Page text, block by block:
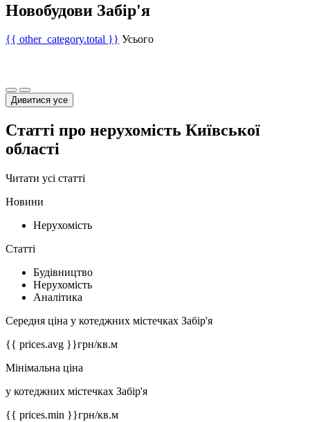
Новобудови Забір'я
{{ other_category.total }} Усього
Дивитися усе
Статті про нерухомість Київської
області
Читати усі статті
Новини
Нерухомість
Статті
Будівництво
Нерухомість
Аналітика
Середня ціна у котеджних містечках Забір'я
{{ prices.avg }}грн/кв.м
Мінімальна ціна
у котеджних містечках Забір'я
{{ prices.min }}грн/кв.м